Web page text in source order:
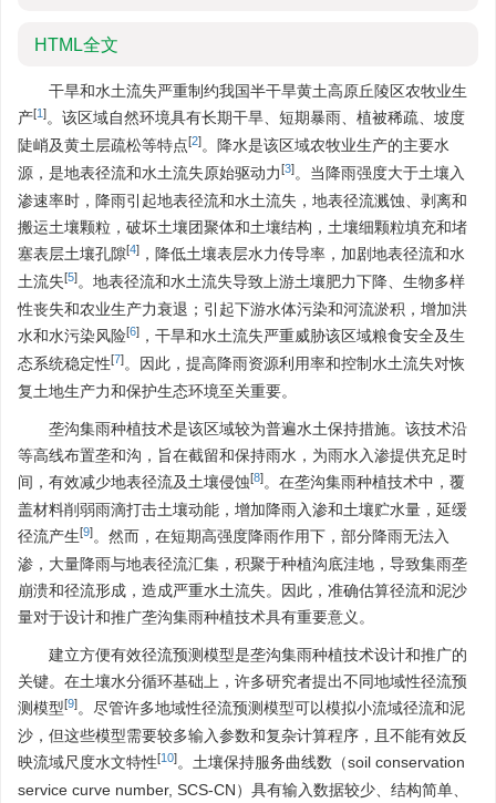
HTML全文
干旱和水土流失严重制约我国半干旱黄土高原丘陵区农牧业生
产[1]。该区域自然环境具有长期干旱、短期暴雨、植被稀疏、坡度
陡峭及黄土层疏松等特点[2]。降水是该区域农牧业生产的主要水
源，是地表径流和水土流失原始驱动力[3]。当降雨强度大于土壤入
渗速率时，降雨引起地表径流和水土流失，地表径流溅蚀、剥离和
搬运土壤颗粒，破坏土壤团聚体和土壤结构，土壤细颗粒填充和堵
塞表层土壤孔隙[4] ，降低土壤表层水力传导率，加剧地表径流和水
土流失[5]。地表径流和水土流失导致上游土壤肥力下降、生物多样
性丧失和农业生产力衰退；引起下游水体污染和河流淤积，增加洪
水和水污染风险[6] ，干旱和水土流失严重威胁该区域粮食安全及生
态系统稳定性[7]。因此，提高降雨资源利用率和控制水土流失对恢
复土地生产力和保护生态环境至关重要。
垄沟集雨种植技术是该区域较为普遍水土保持措施。该技术沿
等高线布置垄和沟，旨在截留和保持雨水，为雨水入渗提供充足时
间，有效减少地表径流及土壤侵蚀[8]。在垄沟集雨种植技术中，覆
盖材料削弱雨滴打击土壤动能，增加降雨入渗和土壤贮水量，延缓
径流产生[9]。然而，在短期高强度降雨作用下，部分降雨无法入
渗，大量降雨与地表径流汇集，积聚于种植沟底洼地，导致集雨垄
崩溃和径流形成，造成严重水土流失。因此，准确估算径流和泥沙
量对于设计和推广垄沟集雨种植技术具有重要意义。
建立方便有效径流预测模型是垄沟集雨种植技术设计和推广的
关键。在土壤水分循环基础上，许多研究者提出不同地域性径流预
测模型[9]。尽管许多地域性径流预测模型可以模拟小流域径流和泥
沙，但这些模型需要较多输入参数和复杂计算程序，且不能有效反
映流域尺度水文特性[10]。土壤保持服务曲线数（soil conservation
service curve number, SCS-CN）具有输入数据较少、结构简单、